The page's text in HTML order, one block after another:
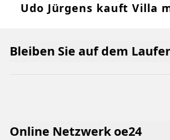
Udo Jürgens kauft Villa
Online Netzwerk oe24
Bleiben Sie auf dem